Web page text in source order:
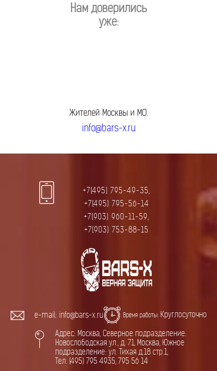
Нам доверились
уже:
Жителей Москвы и МО.
info@bars-x.ru
e-mail: info@bars-x.ru Время работы: Круглосуточно
Адрес: Москва, Северное подразделение:
Новослободская ул., д. 71, Москва, Южное
подразделение: ул. Тихая д.18 стр.1,
Тел. (495) 795 4935, 795 56 14
+7(495) 795-49-35,
+7(495) 795-56-14
+7(903) 960-11-59,
+7(903) 753-88-15